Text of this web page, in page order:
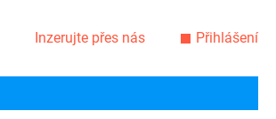
Inzerujte přes nás Přihlášení